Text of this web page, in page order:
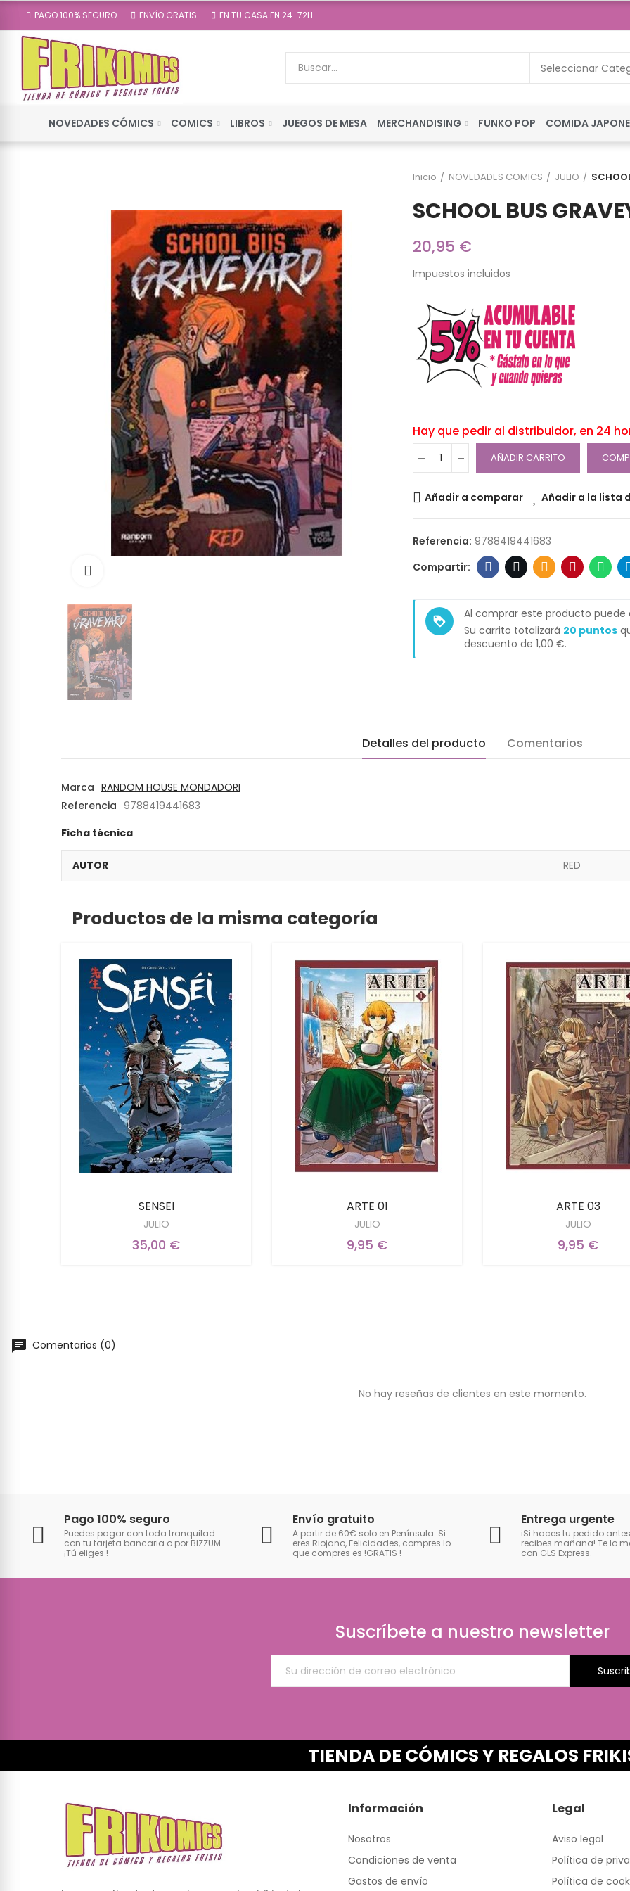
PAGO 100% SEGURO ENVÍO GRATIS EN TU CASA EN 24-72H
Seleccionar
NOVEDADES CÓMICS COMICS LIBROS JUEGOS DE MESA MERCHANDISING FUNKO POP COMIDA
Inicio NOVEDADES COMICS JULIO
SCHOOL BUS
20,95 €
Impuestos incluidos
Hay que pedir al distribuidor, en 24
AÑADIR CARRITO
Añadir a comparar Añadir a la lista
Referencia: 9788419441683
loyalty
Al comprar este producto puede
Su carrito totalizará 20 puntos
descuento de 1,00 €.
Detalles del producto Comentarios
Marca RANDOM HOUSE MONDADORI
Referencia 9788419441683
Ficha técnica
AUTOR RED
Productos de la misma categoría
SENSEI
JULIO
35,00 €
ARTE 01
JULIO
9,95 €
ARTE 03
JULIO
9,95 €
Comentarios (0)
No hay reseñas de clientes en este momento.
Pago 100% seguro
Puedes pagar con toda tranquilad
con tu tarjeta bancaria o por BIZZUM.
¡Tú eliges !
Envío gratuito
A partir de 60€ solo en Península. Si
eres Riojano, Felicidades, compres lo
que compres es !GRATIS !
Entrega urgente
iSi haces tu pedido
recibes mañana! Te lo
con GLS Express.
Suscríbete a nuestro newsletter
TIENDA DE CÓMICS Y REGALOS
Información
Nosotros
Condiciones de venta
Gastos de envío
Legal
Aviso legal
Política de
Política de